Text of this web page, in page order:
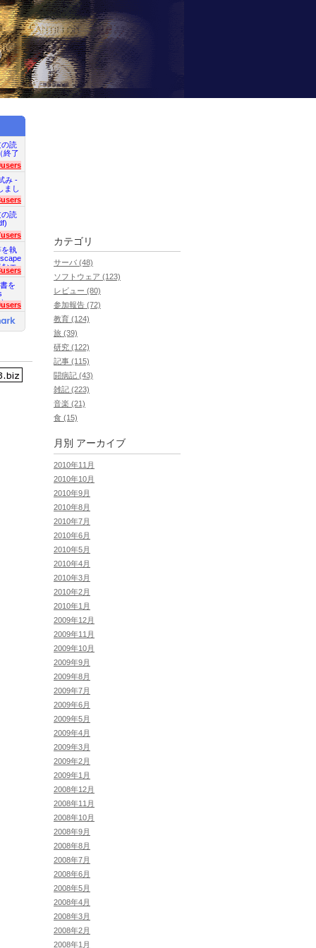
カテゴリ
サーバ (48)
ソフトウェア (123)
レビュー (80)
参加報告 (72)
教育 (124)
旅 (39)
研究 (122)
記事 (115)
闘病記 (43)
雑記 (223)
音楽 (21)
食 (15)
月別 アーカイブ
2010年11月
2010年10月
2010年9月
2010年8月
2010年7月
2010年6月
2010年5月
2010年4月
2010年3月
2010年2月
2010年1月
2009年12月
2009年11月
2009年10月
2009年9月
2009年8月
2009年7月
2009年6月
2009年5月
2009年4月
2009年3月
2009年2月
2009年1月
2008年12月
2008年11月
2008年10月
2008年9月
2008年8月
2008年7月
2008年6月
2008年5月
2008年4月
2008年3月
2008年2月
2008年1月
の読
終了
み -
まし
の読
を執
むエ
を